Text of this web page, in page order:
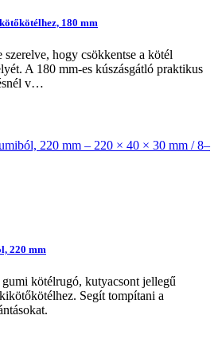
180 mm
hogy csökkentse a kötél
A 180 mm-es kúszásgátló praktikus
v…
220 mm
kötélrugó, kutyacsont jellegű
Segít tompítani a